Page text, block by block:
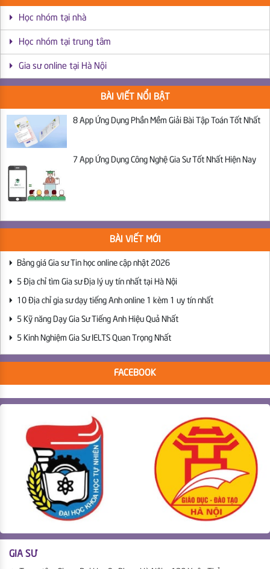
Học nhóm tại nhà
Học nhóm tại trung tâm
Gia sư online tại Hà Nội
BÀI VIẾT NỔI BẬT
8 App Ứng Dụng Phần Mềm Giải Bài Tập Toán Tốt Nhất
7 App Ứng Dụng Công Nghệ Gia Sư Tốt Nhất Hiện Nay
BÀI VIẾT MỚI
Bảng giá Gia sư Tin học online cập nhật 2026
5 Địa chỉ tìm Gia sư Địa lý uy tín nhất tại Hà Nội
10 Địa chỉ gia sư dạy tiếng Anh online 1 kèm 1 uy tín nhất
5 Kỹ năng Dạy Gia Sư Tiếng Anh Hiệu Quả Nhất
5 Kinh Nghiệm Gia Sư IELTS Quan Trọng Nhất
FACEBOOK
GIA SƯ